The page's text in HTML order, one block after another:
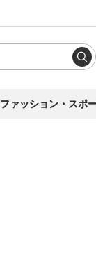
ファッション・スポ